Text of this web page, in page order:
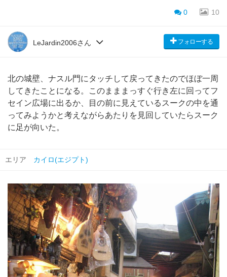
0 10
LeJardin2006さん フォローする
北の城壁、ナスル門にタッチして戻ってきたのでほぼ一周
してきたことになる。このまままっすぐ行き左に回ってフ
セイン広場に出るか、目の前に見えているスークの中を通
ってみようかと考えながらあたりを見回していたらスーク
に足が向いた。
エリア カイロ(エジプト)